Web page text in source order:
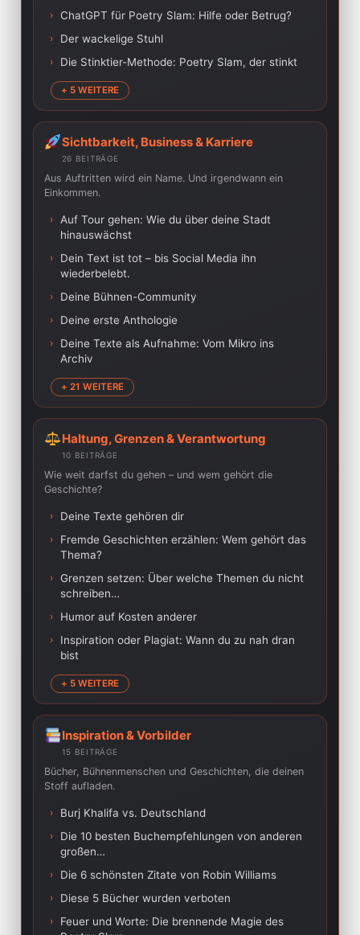
› ChatGPT für Poetry Slam: Hilfe oder Betrug?
› Der wackelige Stuhl
› Die Stinktier-Methode: Poetry Slam, der stinkt
+ 5 WEITERE
Sichtbarkeit, Business & Karriere
26 BEITRÄGE
Aus Auftritten wird ein Name. Und irgendwann ein
Einkommen.
› Auf Tour gehen: Wie du über deine Stadt
hinauswächst
›
Dein Text ist tot – bis Social Media ihn
wiederbelebt.
› Deine Bühnen-Community
› Deine erste Anthologie
›
Deine Texte als Aufnahme: Vom Mikro ins
Archiv
+ 21 WEITERE
Haltung, Grenzen & Verantwortung
10 BEITRÄGE
Wie weit darfst du gehen – und wem gehört die
Geschichte?
› Deine Texte gehören dir
›
Fremde Geschichten erzählen: Wem gehört das
Thema?
› Grenzen setzen: Über welche Themen du nicht
schreiben…
› Humor auf Kosten anderer
›
Inspiration oder Plagiat: Wann du zu nah dran
bist
+ 5 WEITERE
Inspiration & Vorbilder
15 BEITRÄGE
Bücher, Bühnenmenschen und Geschichten, die deinen
Stoff aufladen.
› Burj Khalifa vs. Deutschland
›
Die 10 besten Buchempfehlungen von anderen
großen…
› Die 6 schönsten Zitate von Robin Williams
› Diese 5 Bücher wurden verboten
›
Feuer und Worte: Die brennende Magie des